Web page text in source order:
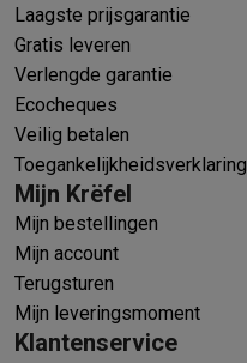
Laagste prijsgarantie
Gratis leveren
Verlengde garantie
Ecocheques
Veilig betalen
Toegankelijkheidsverklaring
Mijn Krëfel
Mijn bestellingen
Mijn account
Terugsturen
Mijn leveringsmoment
Klantenservice